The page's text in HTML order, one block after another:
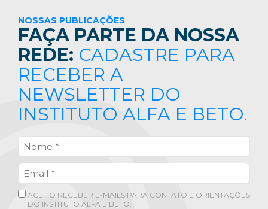
NOSSAS PUBLICAÇÕES
FAÇA PARTE DA NOSSA
REDE: CADASTRE PARA
RECEBER A
NEWSLETTER DO
INSTITUTO ALFA E BETO.
ACEITO RECEBER E-MAILS PARA CONTATO E ORIENTAÇÕES
DO INSTITUTO ALFA E BETO.